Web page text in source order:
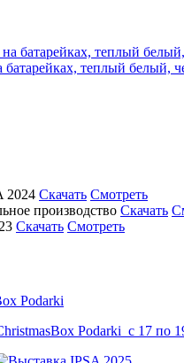
теплый белый,
Скачать Смотреть
Скачать
Скачать Смотреть
Podarki с 17 по